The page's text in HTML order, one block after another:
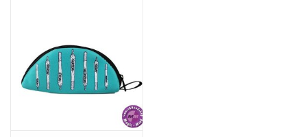
Psychedelic